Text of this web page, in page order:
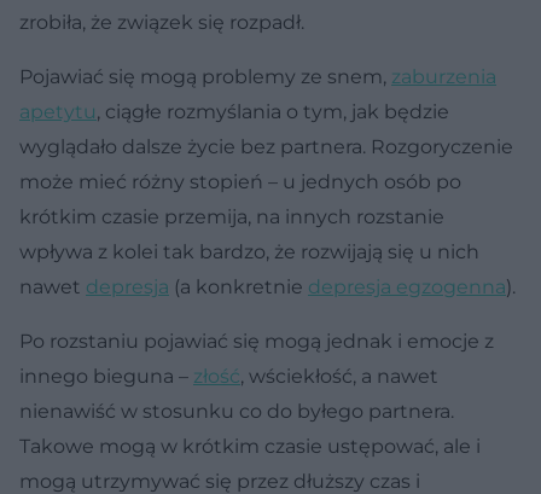
zrobiła, że związek się rozpadł.
Pojawiać się mogą problemy ze snem, zaburzenia
apetytu, ciągłe rozmyślania o tym, jak będzie
wyglądało dalsze życie bez partnera. Rozgoryczenie
może mieć różny stopień – u jednych osób po
krótkim czasie przemija, na innych rozstanie
wpływa z kolei tak bardzo, że rozwijają się u nich
nawet depresja (a konkretnie depresja egzogenna).
Po rozstaniu pojawiać się mogą jednak i emocje z
innego bieguna – złość, wściekłość, a nawet
nienawiść w stosunku co do byłego partnera.
Takowe mogą w krótkim czasie ustępować, ale i
mogą utrzymywać się przez dłuższy czas i